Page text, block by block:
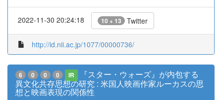
2022-11-30 20:24:18 10 + 13 Twitter
http://id.nii.ac.jp/1077/00000736/
6 0 0 0 IR
『スター・ウォーズ』が内包する
異文化共存思想の研究 : 米国人映画作家ルーカスの思
想と映画表現の関係性